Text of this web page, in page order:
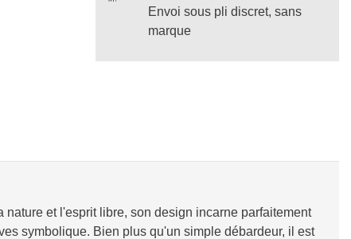
Envoi sous pli discret, sans
marque
et l'esprit libre, son design incarne parfaitement
symbolique. Bien plus qu'un simple débardeur, il est